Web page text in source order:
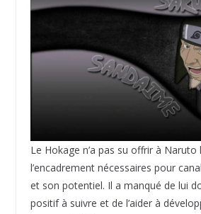
Le Hokage n’a pas su offrir à Naruto
l’encadrement nécessaires pour
et son potentiel. Il a manqué de lui
positif à suivre et de l’aider à